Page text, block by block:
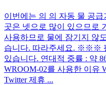
이번에는 의 의 자동 물 공
곳은 넷으로 많이 있으므로
사용하므로 물에 잠기지 않
습니다. 따라주세요. ※※※
있습니다. 연대적 중률 : 약
WROOM-02를 사용한 이유
Twitter 제휴 ...